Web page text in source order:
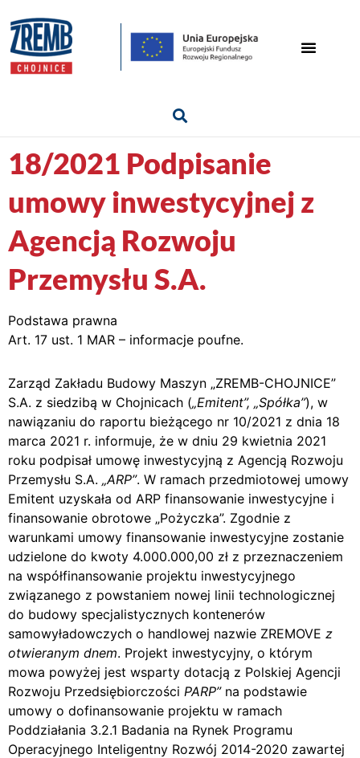
18/2021 Podpisanie
umowy inwestycyjnej z
Agencją Rozwoju
Przemysłu S.A.
Podstawa prawna
Art. 17 ust. 1 MAR – informacje poufne.
Zarząd Zakładu Budowy Maszyn „ZREMB-CHOJNICE”
S.A. z siedzibą w Chojnicach („Emitent”, „Spółka”), w
nawiązaniu do raportu bieżącego nr 10/2021 z dnia 18
marca 2021 r. informuje, że w dniu 29 kwietnia 2021
roku podpisał umowę inwestycyjną z Agencją Rozwoju
Przemysłu S.A. „ARP”. W ramach przedmiotowej umowy
Emitent uzyskała od ARP finansowanie inwestycyjne i
finansowanie obrotowe „Pożyczka”. Zgodnie z
warunkami umowy finansowanie inwestycyjne zostanie
udzielone do kwoty 4.000.000,00 zł z przeznaczeniem
na współfinansowanie projektu inwestycyjnego
związanego z powstaniem nowej linii technologicznej
do budowy specjalistycznych kontenerów
samowyładowczych o handlowej nazwie ZREMOVE z
otwieranym dnem. Projekt inwestycyjny, o którym
mowa powyżej jest wsparty dotacją z Polskiej Agencji
Rozwoju Przedsiębiorczości PARP”na podstawie
umowy o dofinansowanie projektu w ramach
Poddziałania 3.2.1 Badania na Rynek Programu
Operacyjnego Inteligentny Rozwój 2014-2020 zawartej